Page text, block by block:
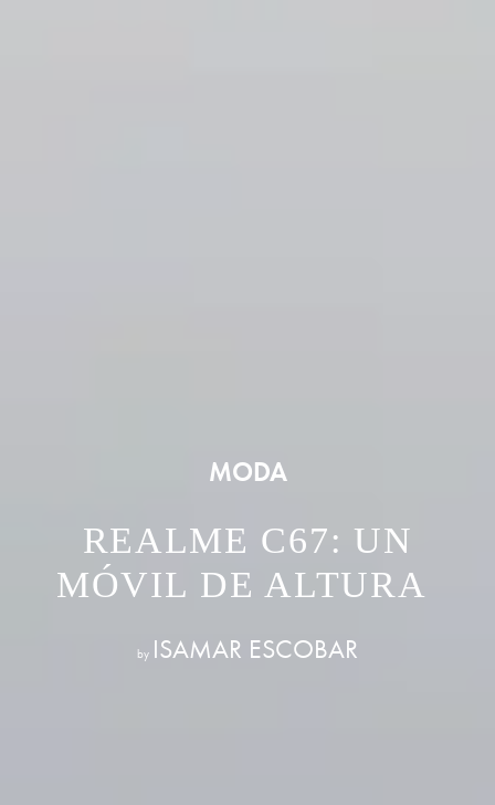
MODA
REALME C67: UN
MÓVIL DE ALTURA
by ISAMAR ESCOBAR